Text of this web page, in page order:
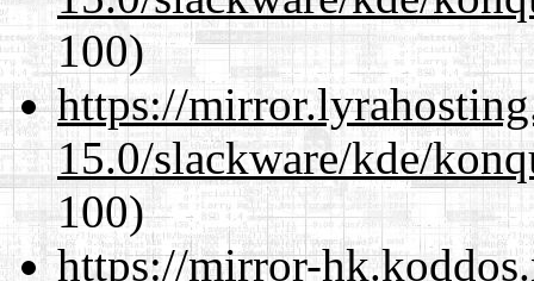
100)
https://
15.0/slackware/kde/
100)
https://mirror-